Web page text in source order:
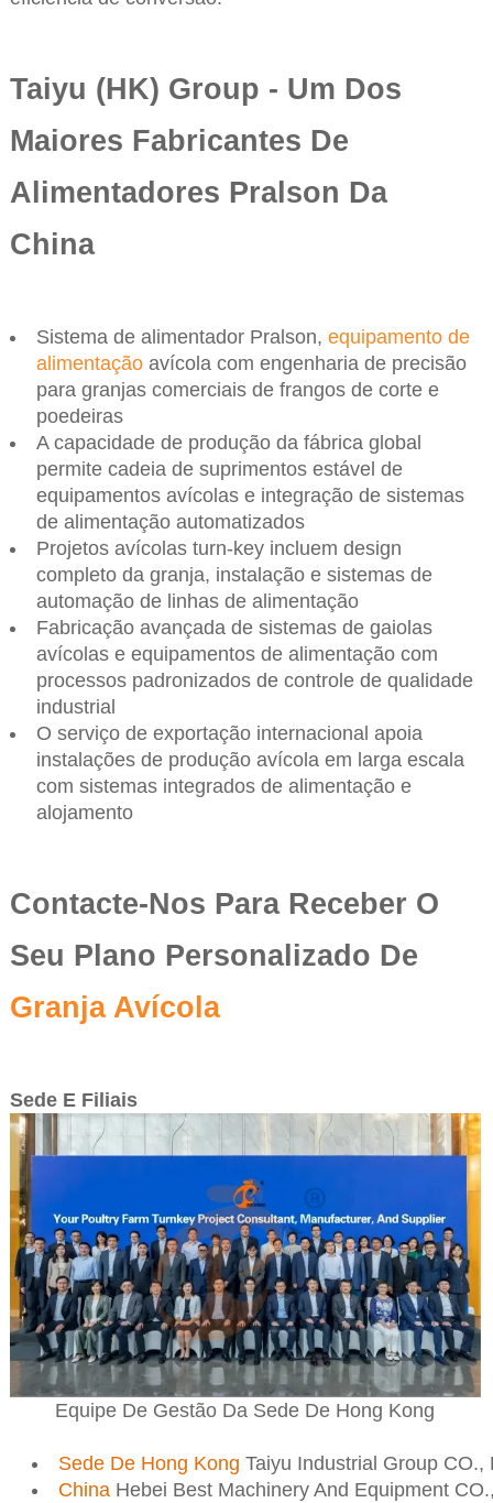
Taiyu (HK) Group - Um Dos
Maiores Fabricantes De
Alimentadores Pralson Da
China
Sistema de alimentador Pralson, equipamento de
alimentaçãoavícola com engenharia de precisão
para granjas comerciais de frangos de corte e
poedeiras
A capacidade de produção da fábrica global
permite cadeia de suprimentos estável de
equipamentos avícolas e integração de sistemas
de alimentação automatizados
Projetos avícolas turn-key incluem design
completo da granja, instalação e sistemas de
automação de linhas de alimentação
Fabricação avançada de sistemas de gaiolas
avícolas e equipamentos de alimentação com
processos padronizados de controle de qualidade
industrial
O serviço de exportação internacional apoia
instalações de produção avícola em larga escala
com sistemas integrados de alimentação e
alojamento
Contacte-Nos Para Receber O
Seu Plano Personalizado De
Granja Avícola
Sede E Filiais
Equipe De Gestão Da Sede De Hong Kong
Sede De Hong Kong Taiyu Industrial Group CO.,
ChinaHebei Best Machinery And Equipment